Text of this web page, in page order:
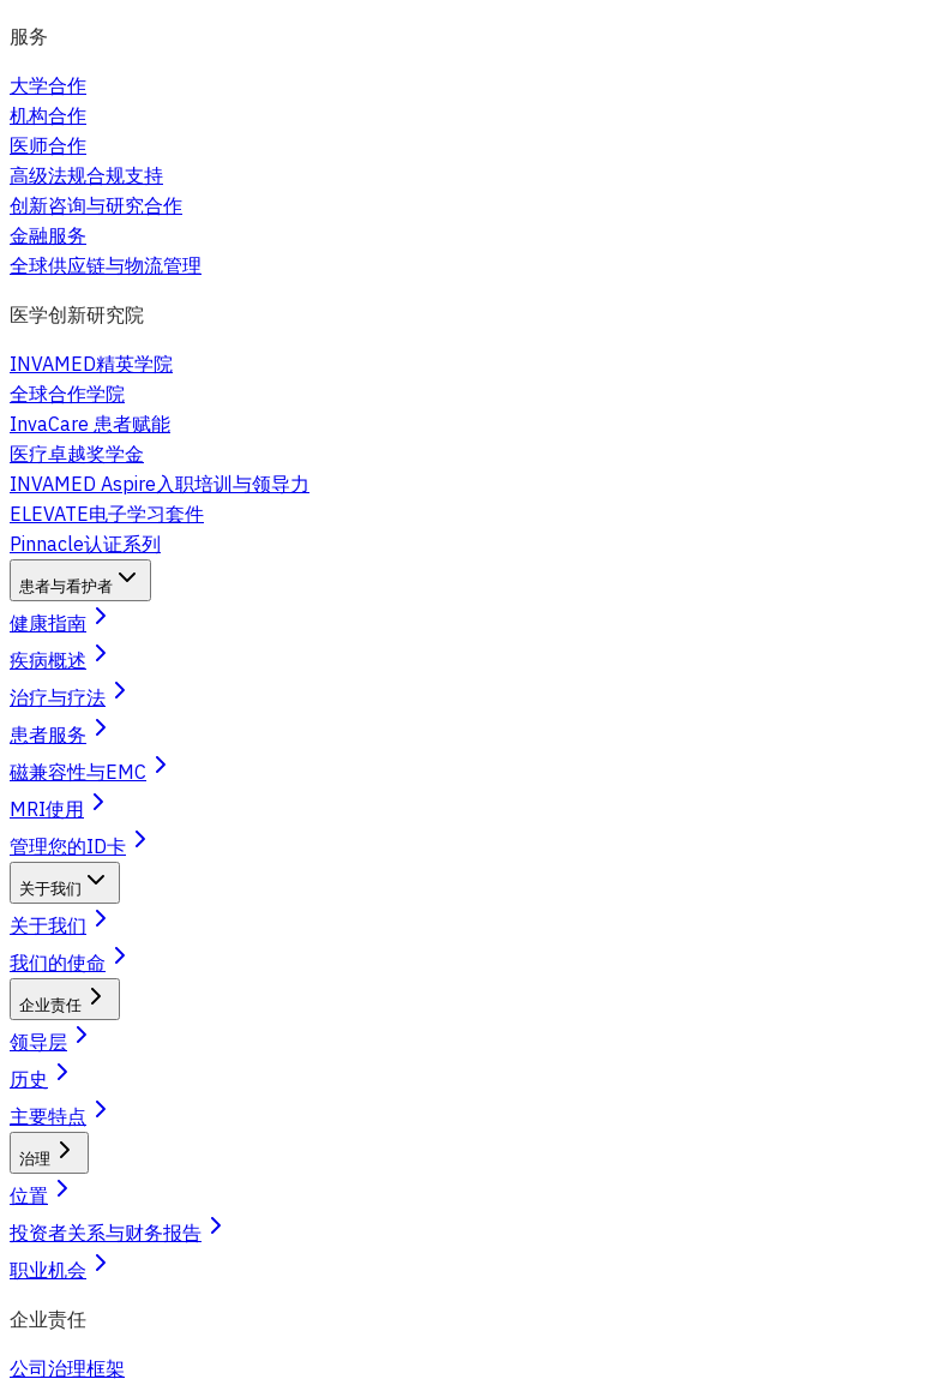
服务
大学合作
机构合作
医师合作
高级法规合规支持
创新咨询与研究合作
金融服务
全球供应链与物流管理
医学创新研究院
INVAMED精英学院
全球合作学院
InvaCare 患者赋能
医疗卓越奖学金
INVAMED Aspire入职培训与领导力
ELEVATE电子学习套件
Pinnacle认证系列
患者与看护者
健康指南
疾病概述
治疗与疗法
患者服务
磁兼容性与EMC
MRI使用
管理您的ID卡
关于我们
关于我们
我们的使命
企业责任
领导层
历史
主要特点
治理
位置
投资者关系与财务报告
职业机会
企业责任
公司治理框架